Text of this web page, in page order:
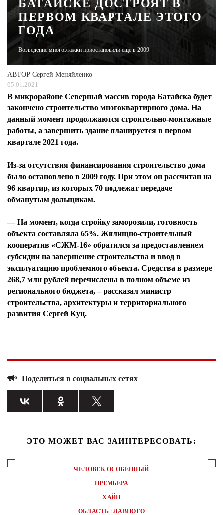
ЖУРНАЛ
БАТАЙСКЕ ДОСТРОЯТ В
ПЕРВОМ КВАРТАЛЕ ЭТОГО
ГОДА
Возведение многоэтажки приостановили ещё в 2009
АВТОР Сергей Меняйленко
05.01.2021
В микрорайоне Северный массив города Батайска будет
закончено строительство многоквартирного дома. На
данный момент продолжаются строительно-монтажные
работы, а завершить здание планируется в первом
квартале 2021 года.
Из-за отсутствия финансирования строительство дома
было остановлено в 2009 году. При этом он рассчитан на
96 квартир, из которых 70 подлежат передаче
обманутым дольщикам.
— На момент, когда стройку заморозили, готовность
объекта составляла 65%. Жилищно-строительный
кооператив «СЖМ-16» обратился за предоставлением
субсидии на завершение строительства и ввод в
эксплуатацию проблемного объекта. Средства в размере
268,7 млн рублей перечислены в полном объеме из
регионального бюджета, – рассказал министр
строительства, архитектуры и территориального
развития Сергей Куц.
Поделиться в социальных сетях
ЭТО МОЖЕТ ВАС ЗАИНТЕРЕСОВАТЬ:
ЧЕЛОВЕК ОСОБЕННЫЙ
ПРЕМЬЕРА
ХАЙП
ОБЛАСТЬ ГЛАВНОГО